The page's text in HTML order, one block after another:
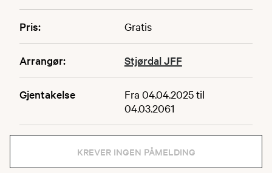
Pris: Gratis
Arrangør: Stjørdal JFF
Gjentakelse
Fra 04.04.2025 til
04.03.2061
KREVER INGEN PÅMELDING